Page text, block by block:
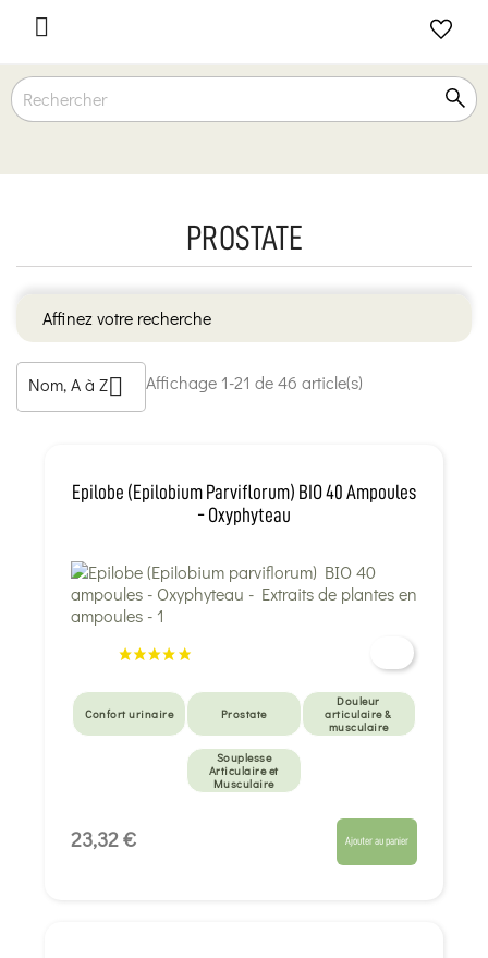

PROSTATE
Affinez votre recherche
Nom, A à Z Affichage 1-21 de 46 article(s)
Epilobe (Epilobium Parviflorum) BIO 40 Ampoules
- Oxyphyteau
Confort urinaire Prostate
Douleur
articulaire &
musculaire
Souplesse
Articulaire et
Musculaire
23,32 € Ajouter au panier